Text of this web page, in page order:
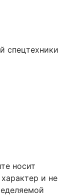
спецтехники
носит
и не